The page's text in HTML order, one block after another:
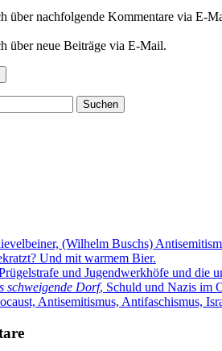
über nachfolgende Kommentare via E-
über neue Beiträge via E-Mail.
(Wilhelm Buschs)
Und mit warmem Bier.
und Jugendwerkhöfe und die
schweigende Dorf, Schuld und Nazis im
Antisemitismus, Antifaschismus,